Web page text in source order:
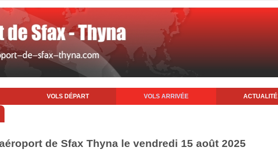
VOLS DÉPART VOLS ARRIVÉE ACTUALITÉ
de Sfax Thyna le vendredi 15 août 2025